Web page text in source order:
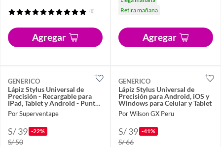
(8)
Agregar
Retira mañana
Agregar
GENERICO
Lápiz Stylus Universal de
Precisión - Recargable para
iPad, Tablet y Android - Punta
Fina
Por Superventape
S/ 39 -22%
S/ 50
GENERICO
Lápiz Stylus Universal de
Precisión para Android, iOS y
Windows para Celular y Tablet
Por Wilson GX Peru
S/ 39 -41%
S/ 66